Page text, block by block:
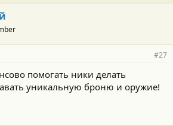
#27
помогать ники делать
уникальную броню и оружие!